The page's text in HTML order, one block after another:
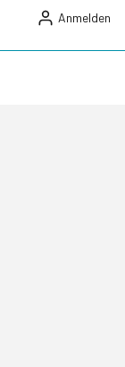
Anmelden